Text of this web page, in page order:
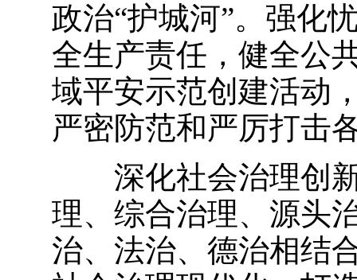
政治“护城河”。强化
全生产责任，健全公
域平安示范创建活动
严密防范和严厉打击
深化社会治理创
理、综合治理、源头
治、法治、德治相结